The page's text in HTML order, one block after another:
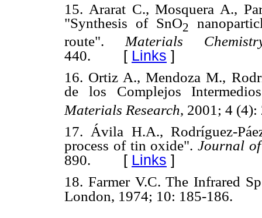
15. Ararat C., Mosquera A.,
"Synthesis of SnO2
route". Materials
440. [ Links ]
16. Ortiz A., Mendoza M.,
de los Complejos
Materials Research, 2001; 4 (4):
17. Ávila H.A., Rodríguez-
process of tin oxide".Journal
890. [ Links ]
18. Farmer V.C. The Infrared
London, 1974; 10: 185-186.